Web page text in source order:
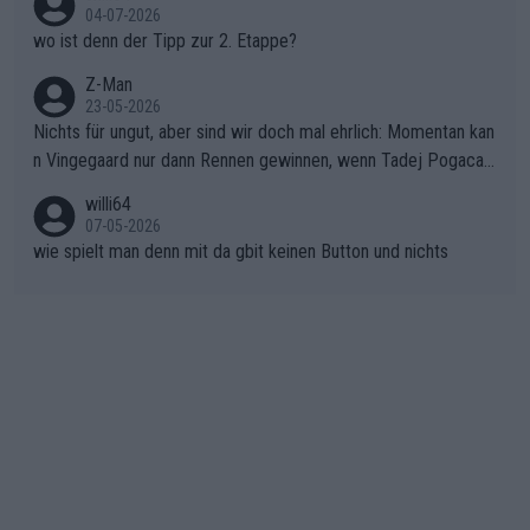
unkt dieser Tour in die Geschichte eingehen. Wenn man bei so
einem harten Aufstieg einmal den Moment verpasst und der K
onkurrentin die "zweite Luft" schenkt, ist der Schaden am Ber
g kaum noch zu reparieren.Vor uns liegt nun das große Finale R
ichtung Nizza. Niewiadoma hat psychologisch Oberwasser, ab
er SD Worx und Vollering müssen jetzt All-In gehen. (gregman
n)
04-07-2026
wo ist denn der Tipp zur 2. Etappe?
Z-Man
23-05-2026
Nichts für ungut, aber sind wir doch mal ehrlich: Momentan kan
n Vingegaard nur dann Rennen gewinnen, wenn Tadej Pogacar
willi64
07-05-2026
wie spielt man denn mit da gbit keinen Button und nichts